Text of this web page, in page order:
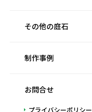
その他の庭石
制作事例
お問合せ
プライバシーポリシー